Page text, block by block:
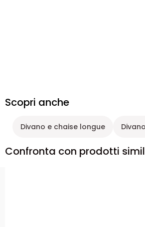
Scopri anche
Divano e chaise longue
Confronta con prodotti